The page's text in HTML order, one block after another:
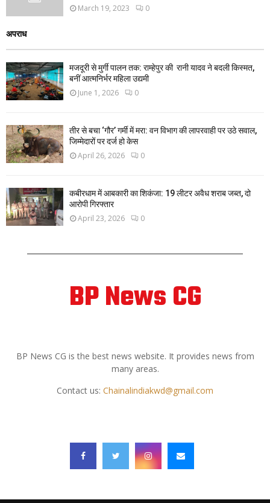
March 19, 2023 0
अपराध
मजदूरी से मुर्गी पालन तक: राम्हेपुर की रानी यादव ने बदली किस्मत,
बनीं आत्मनिर्भर महिला उद्यमी
June 1, 2026 0
तीर से बचा ‘गौर’ गर्मी में मरा: वन विभाग की लापरवाही पर उठे सवाल,
जिम्मेदारों पर दर्ज हो केस
April 26, 2026 0
कबीरधाम में आबकारी का शिकंजा: 19 लीटर अवैध शराब जब्त, दो
आरोपी गिरफ्तार
April 23, 2026 0
BP News CG
BP News CG is the best news website. It provides news from
many areas.
Contact us: Chainalindiakwd@gmail.com